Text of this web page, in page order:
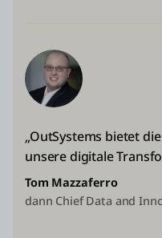
„OutSystems bietet
unsere digitale
Tom Mazzaferro
dann Chief Data and